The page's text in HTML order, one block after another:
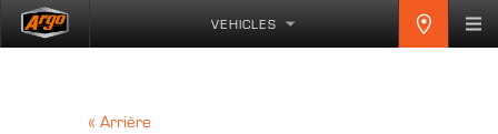
VEHICLES
« Arrière